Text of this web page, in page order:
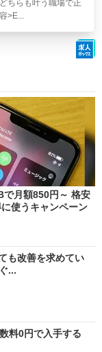
ちらも叶う職場で正
>E...
で月額850円～ 格安
使うキャンペーン
も改善を求めてい
...
料0円で入手する